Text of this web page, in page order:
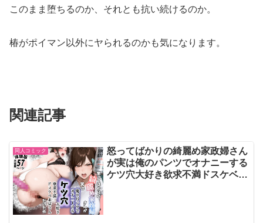
関連記事
同人コミック
怒ってばかりの綺麗め家政婦さん
が実は俺のパンツでオナニーする
ケツ穴大好き欲求不満ドスケベオ
このまま堕ちるのか、それとも抗い続けるのか。
椿がポイマン以外にヤられるのかも気になります。